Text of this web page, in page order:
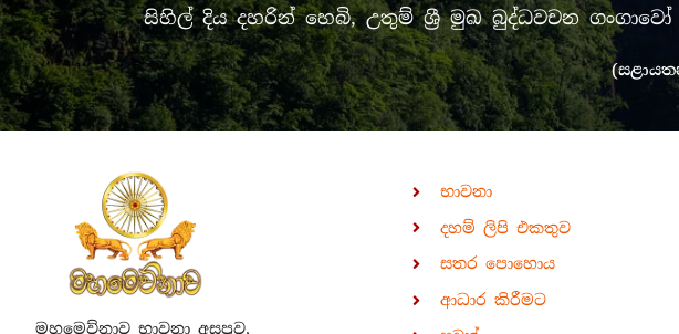
සිහිල් දිය දහරින් හෙබි, උතුම් ශ්‍රී මුඛ බුද්ධවචන
මහමෙව්නාව භාවනා අසපුව,
භාවනා
දහම් ලිපි එකතුව
සතර පොහොය
ආධාර කිරීමට